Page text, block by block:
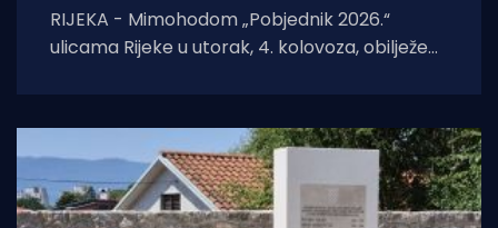
RIJEKA - Mimohodom „Pobjednik 2026.“
ulicama Rijeke u utorak, 4. kolovoza, obilježeni